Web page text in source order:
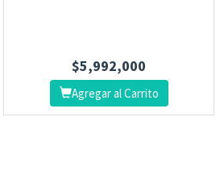
$5,992,000
Agregar al Carrito